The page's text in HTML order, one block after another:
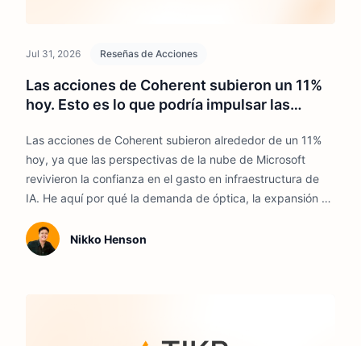
Jul 31, 2026 Reseñas de Acciones
Las acciones de Coherent subieron un 11%
hoy. Esto es lo que podría impulsar las
Las acciones de Coherent subieron alrededor de un 11%
hoy, ya que las perspectivas de la nube de Microsoft
revivieron la confianza en el gasto en infraestructura de
IA. He aquí por qué la demanda de óptica, la expansión de
podrían respaldar mayores ganancias.
Nikko Henson